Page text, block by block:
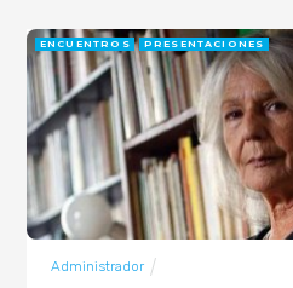
Administrador
ENCUENTROS PRESENTACIONES